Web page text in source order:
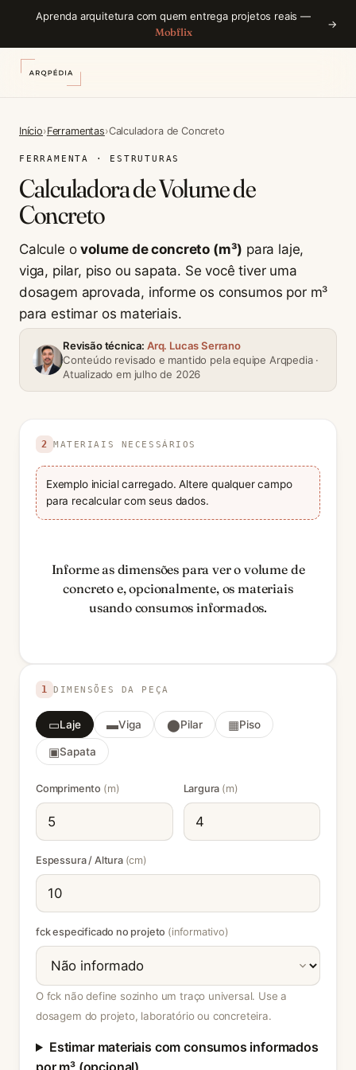
Aprenda arquitetura com quem entrega projetos reais —
Mobflix
→
Início›Ferramentas›Calculadora de Concreto
FERRAMENTA · ESTRUTURAS
Calculadora de Volume de
Concreto
Calcule ovolume de concreto (m³) para laje,
viga, pilar, piso ou sapata. Se você tiver uma
dosagem aprovada, informe os consumos por m³
para estimar os materiais.
Revisão técnica:Arq. Lucas Serrano
Conteúdo revisado e mantido pela equipe Arqpedia ·
Atualizado em julho de 2026
1 DIMENSÕES DA PEÇA
▭Laje ▬Viga ⬤Pilar ▦Piso
▣Sapata
Comprimento (m) Largura (m)
Espessura / Altura (cm)
fck especificado no projeto (informativo)
O fck não define sozinho um traço universal. Use a
dosagem do projeto, laboratório ou concreteira.
Estimar materiais com consumos informados
por m³ (opcional)
2 MATERIAIS NECESSÁRIOS
Exemplo inicial carregado. Altere qualquer campo
para recalcular com seus dados.
Informe as dimensões para ver o volume de
concreto e, opcionalmente, os materiais
usando consumos informados.